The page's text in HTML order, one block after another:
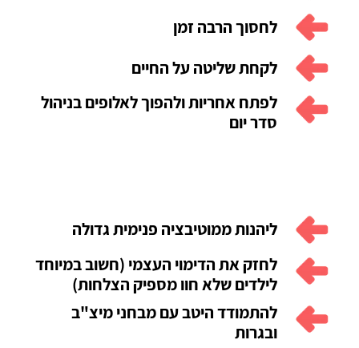
לחסוך הרבה זמן
לקחת שליטה על החיים
לפתח אחריות ולהפוך לאלופים בניהול
סדר יום
ליהנות ממוטיבציה פנימית גדולה
לחזק את הדימוי העצמי (חשוב במיוחד
לילדים שלא חוו מספיק הצלחות)
להתמודד היטב עם מבחני מיצ"ב
ובגרות